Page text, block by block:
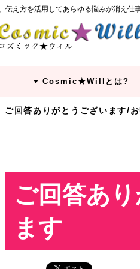
伝え方を活用してあらゆる悩みが消え
Cosmic★Willとは?
ご回答ありがとうございます/
ご回答あ
ます